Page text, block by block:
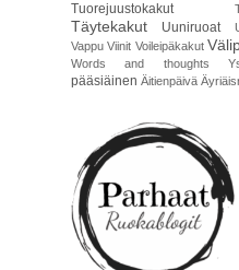
Tuorejuustokakut
Täytekakut Uuniruoat
Vappu Viinit Voileipäkakut
Words and thoughts
pääsiäinen Äitienpäivä